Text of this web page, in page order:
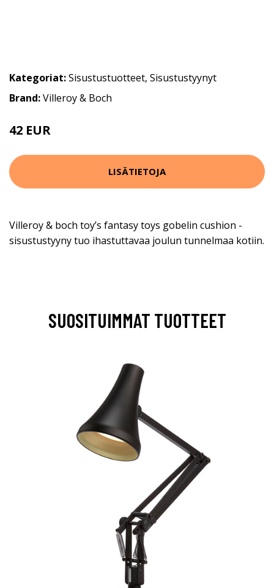
Kategoriat:Sisustustuotteet, Sisustustyynyt
Brand:Villeroy & Boch
42 EUR
LISÄTIETOJA
Villeroy & boch toy’s fantasy toys gobelin cushion -
sisustustyyny tuo ihastuttavaa joulun tunnelmaa kotiin.
SUOSITUIMMAT TUOTTEET